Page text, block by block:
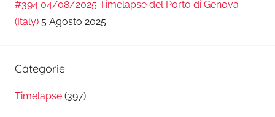
#394 04/08/2025 Timelapse del Porto di Genova
(Italy) 5 Agosto 2025
Categorie
Timelapse (397)